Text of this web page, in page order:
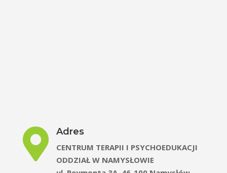
 Adres
CENTRUM TERAPII I PSYCHOEDUKACJI
ODDZIAŁ W NAMYSŁOWIE